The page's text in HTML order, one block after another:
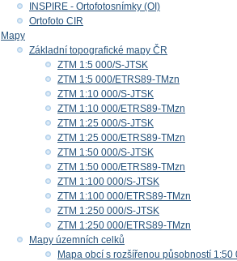
INSPIRE - Ortofotosnímky (OI)
Ortofoto CIR
Mapy
Základní topografické mapy ČR
ZTM 1:5 000/S-JTSK
ZTM 1:5 000/ETRS89-TMzn
ZTM 1:10 000/S-JTSK
ZTM 1:10 000/ETRS89-TMzn
ZTM 1:25 000/S-JTSK
ZTM 1:25 000/ETRS89-TMzn
ZTM 1:50 000/S-JTSK
ZTM 1:50 000/ETRS89-TMzn
ZTM 1:100 000/S-JTSK
ZTM 1:100 000/ETRS89-TMzn
ZTM 1:250 000/S-JTSK
ZTM 1:250 000/ETRS89-TMzn
Mapy územních celků
Mapa obcí s rozšířenou působností 1:50